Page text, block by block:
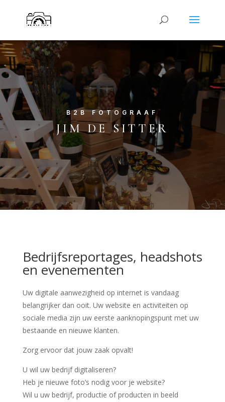
B2B FOTOGRAAF
JIM DE SITTER
Bedrijfsreportages, headshots
en evenementen
Uw digitale aanwezigheid op internet is vandaag
belangrijker dan ooit. Uw website en activiteiten op
sociale media zijn uw eerste aanknopingspunt met uw
bestaande en nieuwe klanten.
Zorg ervoor dat jouw zaak opvalt!
U wil uw bedrijf digitaliseren?
Heb je nieuwe foto’s nodig voor je website?
Wil u uw bedrijf, productie of producten in beeld